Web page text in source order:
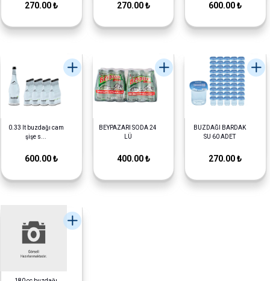
270.00 ₺ 270.00 ₺ 600.00 ₺
0.33 lt buzdağı cam
şişe s...
600.00 ₺
BEYPAZARI SODA 24
LÜ
400.00 ₺
BUZDAĞI BARDAK
SU 60 ADET
270.00 ₺